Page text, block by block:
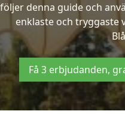
följer denna guide och
enklaste och tryggaste
Få 3 erbjudanden,